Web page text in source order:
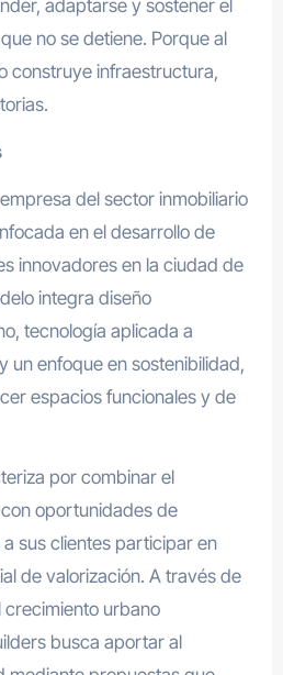
adaptarse y sostener el
no se detiene. Porque al
construye infraestructura,
del sector inmobiliario
en el desarrollo de
innovadores en la ciudad de
integra diseño
tecnología aplicada a
un enfoque en sostenibilidad,
espacios funcionales y de
por combinar el
oportunidades de
sus clientes participar en
de valorización. A través de
crecimiento urbano
busca aportar al